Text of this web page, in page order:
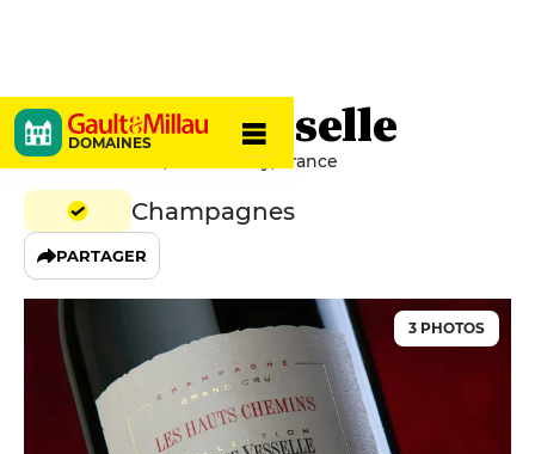
DOMAINES
Maurice Vesselle
3 Rue Gambetta, 51150 Bouzy, France
Champagnes
PARTAGER
3 PHOTOS